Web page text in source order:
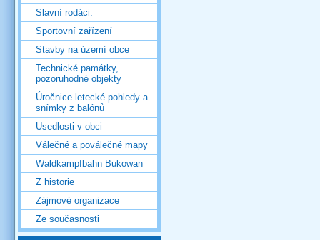
Slavní rodáci.
Sportovní zařízení
Stavby na území obce
Technické památky,
pozoruhodné objekty
Úročnice letecké pohledy a
snímky z balónů
Usedlosti v obci
Válečné a poválečné mapy
Waldkampfbahn Bukowan
Z historie
Zájmové organizace
Ze současnosti